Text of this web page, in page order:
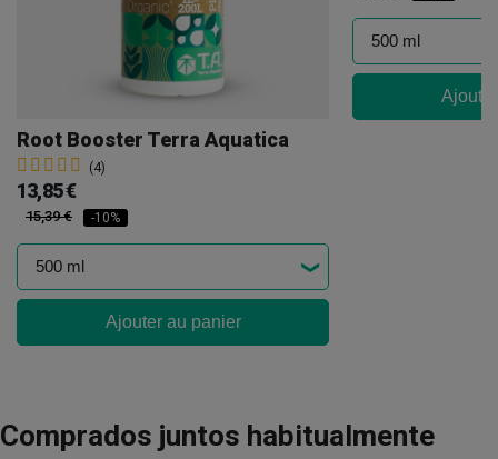
Root Booster Terra Aquatica
(4)
13,85 €
15,39 € -10%
Ajouter au panier
Comprados juntos habitualmente